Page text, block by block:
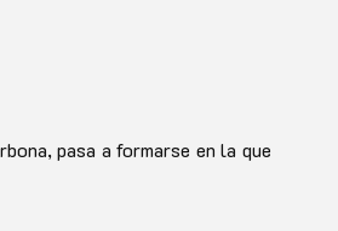
pasa a formarse en la que